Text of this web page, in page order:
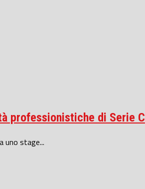
professionistiche di Serie C
uno stage...